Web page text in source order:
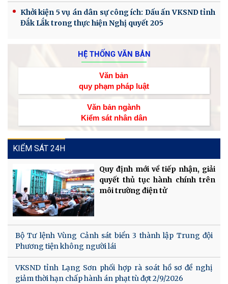
Khởi kiện 5 vụ án dân sự công ích: Dấu ấn VKSND tỉnh
Đắk Lắk trong thực hiện Nghị quyết 205
HỆ THỐNG VĂN BẢN
Văn bản
quy phạm pháp luật
Văn bản ngành
Kiểm sát nhân dân
KIỂM SÁT 24H
Quy định mới về tiếp nhận, giải
quyết thủ tục hành chính trên
môi trường điện tử
Bộ Tư lệnh Vùng Cảnh sát biển 3 thành lập Trung đội
Phương tiện không người lái
VKSND tỉnh Lạng Sơn phối hợp rà soát hồ sơ đề nghị
giảm thời hạn chấp hành án phạt tù đợt 2/9/2026